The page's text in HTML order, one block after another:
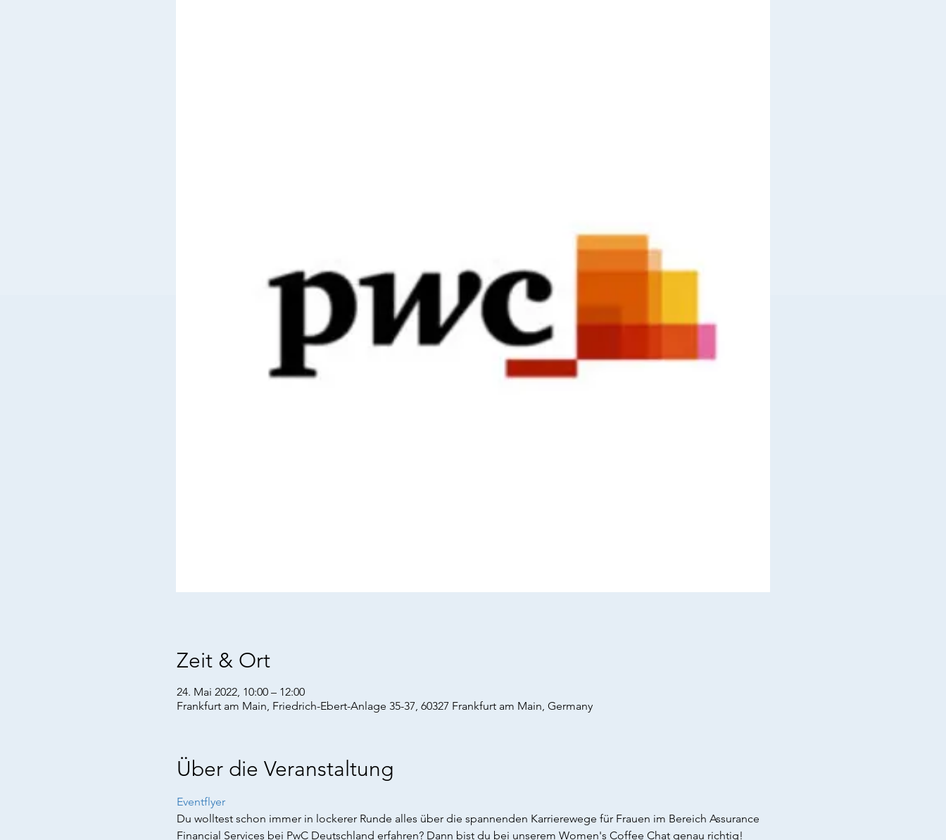
Zeit & Ort
24. Mai 2022, 10:00 – 12:00
Frankfurt am Main, Friedrich-Ebert-Anlage 35-37, 60327 Frankfurt am Main, Germany
Über die Veranstaltung
Eventflyer
Du wolltest schon immer in lockerer Runde alles über die spannenden Karrierewege für Frauen im Bereich Assurance
Financial Services bei PwC Deutschland erfahren? Dann bist du bei unserem Women's Coffee Chat genau richtig!